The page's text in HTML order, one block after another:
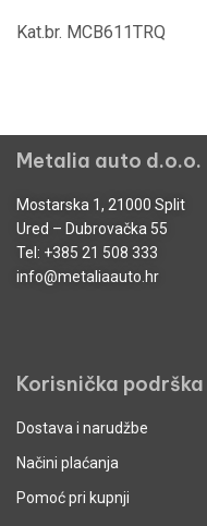
Kat.br. MCB611TRQ
Metalia auto d.o.o.
Mostarska 1, 21000 Split
Ured – Dubrovačka 55
Tel: +385 21 508 333
info@metaliaauto.hr
Korisnička podrška
Dostava i narudžbe
Načini plaćanja
Pomoć pri kupnji